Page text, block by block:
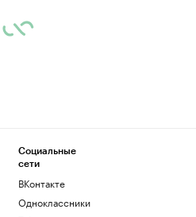
Социальные
сети
ВКонтакте
Одноклассники